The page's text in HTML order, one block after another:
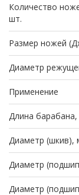
Количество
шт.
Размер ножей
Диаметр
Применение
Длина
Диаметр (шкив),
Диаметр
Диаметр